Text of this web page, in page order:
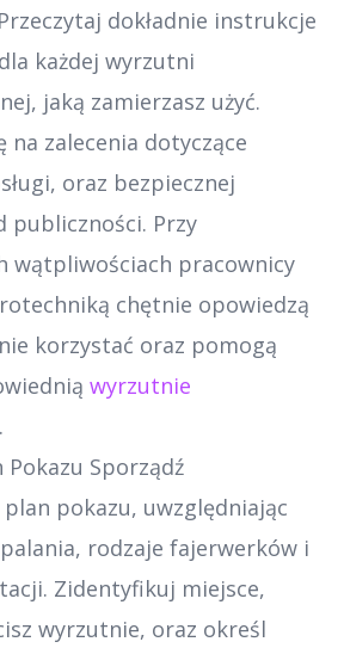
dokładnie instrukcje
każdej wyrzutni
jaką zamierzasz użyć.
na zalecenia dotyczące
oraz bezpiecznej
publiczności. Przy
wątpliwościach pracownicy
chętnie opowiedzą
korzystać oraz pomogą
wyrzutnie
.
Pokazu Sporządź
plan pokazu, uwzględniając
rodzaje fajerwerków i
Zidentyfikuj miejsce,
wyrzutnie, oraz określ